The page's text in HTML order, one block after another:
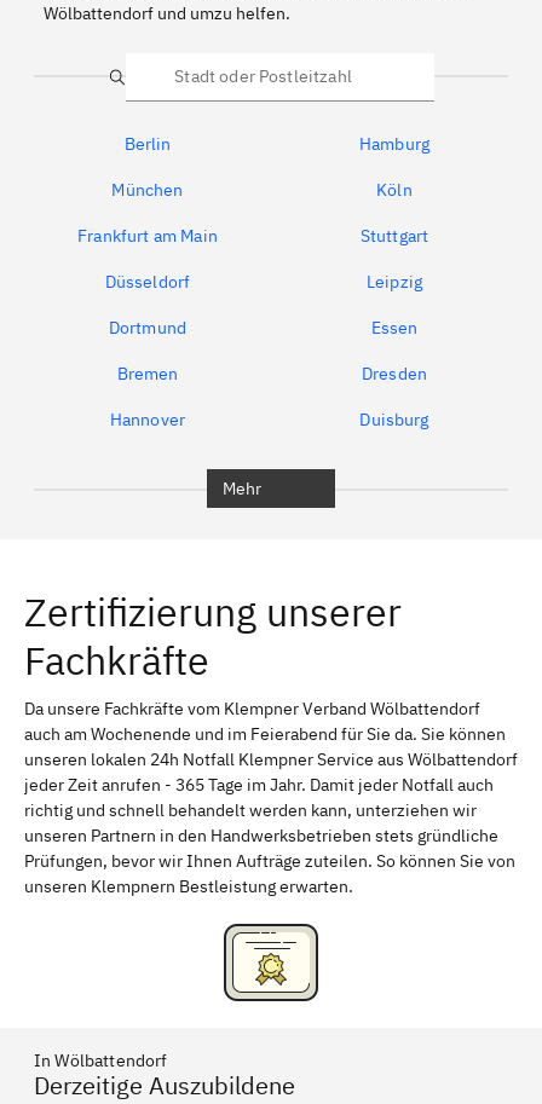
Wölbattendorf und umzu helfen.
Suche
Berlin Hamburg
München Köln
Frankfurt am Main Stuttgart
Düsseldorf Leipzig
Dortmund Essen
Bremen Dresden
Hannover Duisburg
Erlangen Bamberg
Bayreuth
Schweinfurt Passau
Freising Rudelsdorf, Mittelfranken
Mehr
Zertifizierung unserer
Fachkräfte
Da unsere Fachkräfte vom Klempner Verband Wölbattendorf
auch am Wochenende und im Feierabend für Sie da. Sie können
unseren lokalen 24h Notfall Klempner Service aus Wölbattendorf
jeder Zeit anrufen - 365 Tage im Jahr. Damit jeder Notfall auch
richtig und schnell behandelt werden kann, unterziehen wir
unseren Partnern in den Handwerksbetrieben stets gründliche
Prüfungen, bevor wir Ihnen Aufträge zuteilen. So können Sie von
unseren Klempnern Bestleistung erwarten.
In Wölbattendorf
Derzeitige Auszubildene